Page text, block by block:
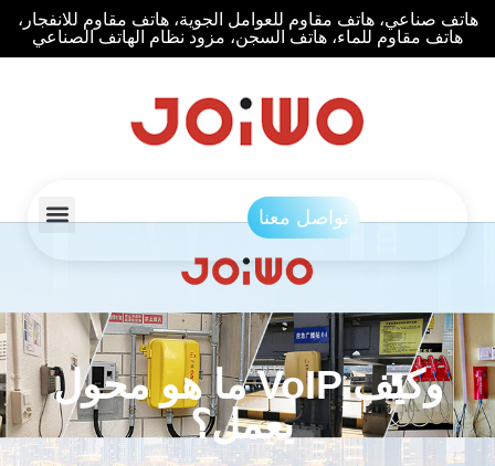
هاتف صناعي، هاتف مقاوم للعوامل الجوية، هاتف مقاوم للانفجار،
هاتف مقاوم للماء، هاتف السجن، مزود نظام الهاتف الصناعي
تواصل معنا
ما هو محول VoIP وكيف
يعمل؟